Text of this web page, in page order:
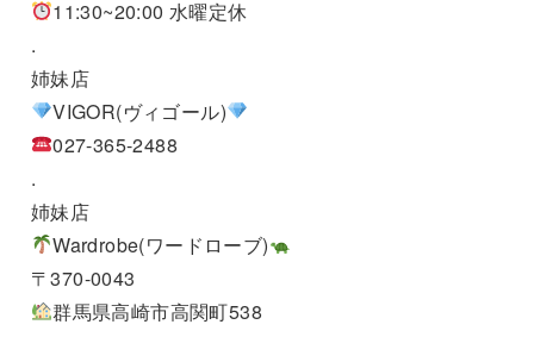
11:30~20:00 水曜定休
.
姉妹店
VIGOR(ヴィゴール)
027-365-2488
.
姉妹店
Wardrobe(ワードローブ)
〒370-0043
群馬県高崎市高関町538